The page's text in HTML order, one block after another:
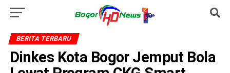
BERITA TERBARU
Dinkes Kota Bogor Jemput Bola